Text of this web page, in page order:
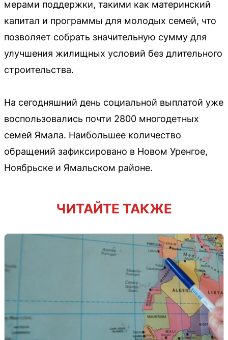
мерами поддержки, такими как материнский
капитал и программы для молодых семей, что
позволяет собрать значительную сумму для
улучшения жилищных условий без длительного
строительства.
На сегодняшний день социальной выплатой уже
воспользовались почти 2800 многодетных
семей Ямала. Наибольшее количество
обращений зафиксировано в Новом Уренгое,
Ноябрьске и Ямальском районе.
ЧИТАЙТЕ ТАКЖЕ